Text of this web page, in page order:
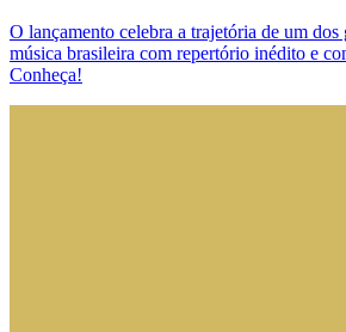
O lançamento celebra a trajetória de um dos
música brasileira com repertório inédito e
Conheça!